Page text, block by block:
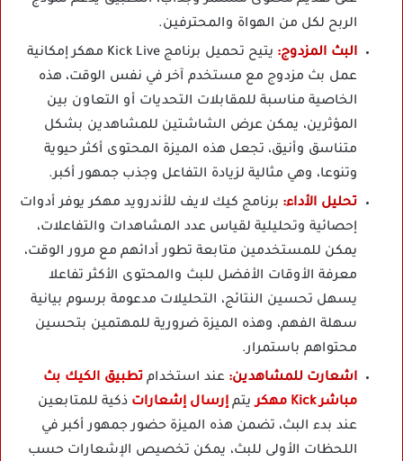
الربح لكل من الهواة والمحترفين.
البث المزدوج:
يتيح تحميل برنامج Kick Live مهكر إمكانية
عمل بث مزدوج مع مستخدم آخر في نفس الوقت، هذه
الخاصية مناسبة للمقابلات التحديات أو التعاون بين
المؤثرين، يمكن عرض الشاشتين للمشاهدين بشكل
متناسق وأنيق، تجعل هذه الميزة المحتوى أكثر حيوية
وتنوعا، وهي مثالية لزيادة التفاعل وجذب جمهور أكبر.
تحليل الأداء: برنامج كيك لايف للأندرويد مهكر يوفر أدوات
إحصائية وتحليلية لقياس عدد المشاهدات والتفاعلات،
يمكن للمستخدمين متابعة تطور أدائهم مع مرور الوقت،
معرفة الأوقات الأفضل للبث والمحتوى الأكثر تفاعلا
يسهل تحسين النتائج، التحليلات مدعومة برسوم بيانية
سهلة الفهم، وهذه الميزة ضرورية للمهتمين بتحسين
محتواهم باستمرار.
اشعارت للمشاهدين: عند استخدام تطبيق الكيك بث
مباشر Kick مهكر
يتمإرسال إشعارات ذكية للمتابعين
عند بدء البث، تضمن هذه الميزة حضور جمهور أكبر في
اللحظات الأولى للبث، يمكن تخصيص الإشعارات حسب